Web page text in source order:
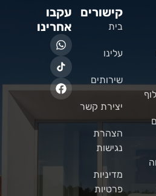
קישורים
בית
עלינו
שירותים
יצירת קשר
הצהרת
נגישות
מדיניות
פרטיות
עקבו
אחרינו